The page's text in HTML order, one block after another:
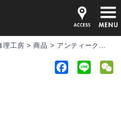
理工房 >商品 > アンティーク時計